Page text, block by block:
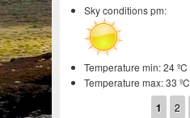
Sky conditions pm:
Temperature min: 24 ºC
Temperature max: 33 ºC
1 2